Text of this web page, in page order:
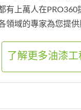
有上萬人在PRO360
領域的專家為您提供
了解更多油漆工